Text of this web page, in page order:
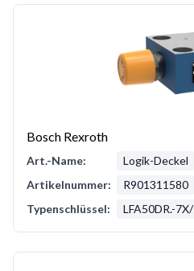
Bosch Rexroth
Art.-Name:
Logik-Deckel
Artikelnummer:
R901311580
Typenschlüssel:
LFA50DR.-7X/